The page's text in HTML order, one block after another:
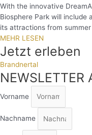
With the innovative
Biosphere Park will include
its attractions from
MEHR LESEN
Jetzt erleben
Brandnertal
NEWSLETTER
Vorname
Nachname